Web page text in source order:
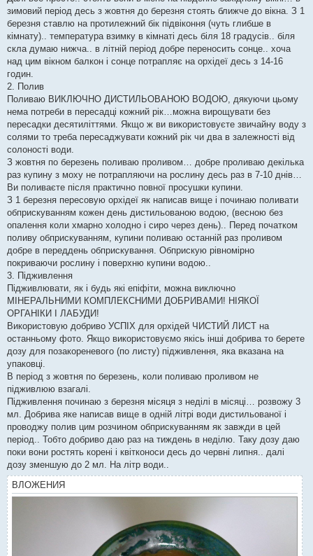
зимовий період десь з жовтня до березня стоять ближче до вікна. З 1
березня ставлю на протилежний бік підвіконня (чуть глибше в
кімнату).. температура взимку в кімнаті десь біля 18 градусів.. біля
скла думаю нижча.. в літній період добре переносить сонце.. хоча
над цим вікном балкон і сонце потрапляє на орхідеї десь з 14-16
годин.
2. Полив
Поливаю ВИКЛЮЧНО ДИСТИЛЬОВАНОЮ ВОДОЮ, дякуючи цьому
нема потреби в пересадці кожний рік…можна вирощувати без
пересадки десятиліттями. Якщо ж ви використовуєте звичайну воду з
солями то треба пересаджувати кожний рік чи два в залежності від
солоності води.
З жовтня по березень поливаю проливом… добре проливаю декілька
раз купину з моху не потрапляючи на рослину десь раз в 7-10 днів…
Ви поливаєте після практично повної просушки купини.
З 1 березня пересовую орхідеї як написав вище і починаю поливати
обприскуванням кожен день дистильованою водою, (весною без
опалення коли хмарно холодно і сиро через день).. Перед початком
поливу обприскуванням, купини поливаю останній раз проливом
добре в переддень обприскування. Обприскую рівномірно
покриваючи рослину і поверхню купини водою..
3. Підживлення
Підживлювати, як і будь які епіфіти, можна виключно
МІНЕРАЛЬНИМИ КОМПЛЕКСНИМИ ДОБРИВАМИ! НІЯКОЇ
ОРГАНІКИ І ЛАБУДИ!
Використовую добриво УСПІХ для орхідей ЧИСТИЙ ЛИСТ на
останньому фото. Якщо використовуємо якісь інші добрива то берете
дозу для позакореневого (по листу) підживлення, яка вказана на
упаковці.
В період з жовтня по березень, коли поливаю проливом не
підживлюю взагалі.
Підживлення починаю з березня місяця з неділі в місяці… розвожу 3
мл. Добрива яке написав вище в одній літрі води дистильованої і
проводжу полив цим розчином обприскуванням як завжди в цей
період.. Тобто добриво даю раз на тиждень в неділю. Таку дозу даю
поки вони ростять корені і квітконоси десь до червні липня.. далі
дозу зменшую до 2 мл. На літр води..
ВЛОЖЕНИЯ